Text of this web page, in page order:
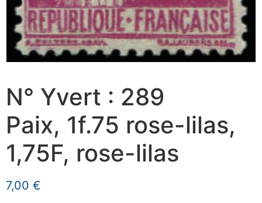
N° Yvert : 289
Paix, 1f.75 rose-lilas,
1,75F, rose-lilas
7,00 €